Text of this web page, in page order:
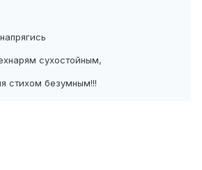
сухостойным,
стихом безумным!!!